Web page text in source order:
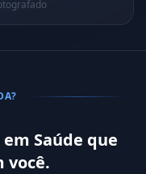
Saúde que
você.